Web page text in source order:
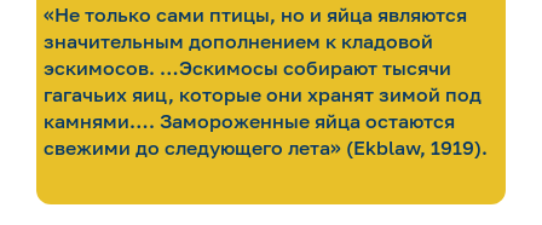
«Не только сами птицы, но и яйца являются
значительным дополнением к кладовой
эскимосов. …Эскимосы собирают тысячи
гагачьих яиц, которые они хранят зимой под
камнями…. Замороженные яйца остаются
свежими до следующего лета» (Ekblaw, 1919).